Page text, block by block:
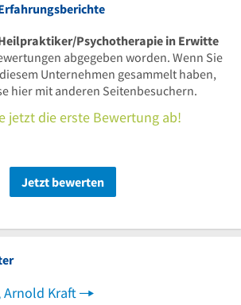
Psychotherapie in Erwitte
abgegeben worden. Wenn Sie
Unternehmen gesammelt haben,
hier mit anderen Seitenbesuchern.
jetzt die erste Bewertung ab!
Jetzt bewerten
Arnold Kraft